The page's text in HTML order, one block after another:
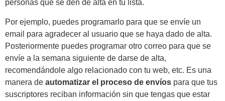
personas que se den de alta en tu lista.
Por ejemplo, puedes programarlo para que se envíe un
email para agradecer al usuario que se haya dado de alta.
Posteriormente puedes programar otro correo para que se
envíe a la semana siguiente de darse de alta,
recomendándole algo relacionado con tu web, etc. Es una
manera de automatizar el proceso de envíos para que tus
suscriptores reciban información sin que tengas que estar